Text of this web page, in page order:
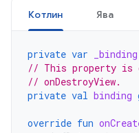
Котлин Ява
private var _binding
// This property is
// onDestroyView.
private val binding
override fun